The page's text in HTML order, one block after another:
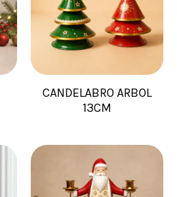
CANDELABRO ARBOL
13CM